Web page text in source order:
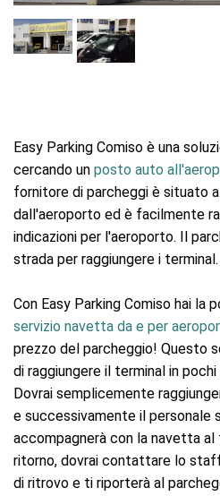
Easy Parking Comiso è una
cercando un posto auto
fornitore di parcheggi è situato
dall'aeroporto ed è facilmente
indicazioni per l'aeroporto. Il
strada per raggiungere i terminal.
Con Easy Parking Comiso hai la
servizio navetta da e per
prezzo del parcheggio! Questo
di raggiungere il terminal in
Dovrai semplicemente
e successivamente il personale
accompagnerà con la navetta
ritorno, dovrai contattare lo
di ritrovo e ti riporterà al